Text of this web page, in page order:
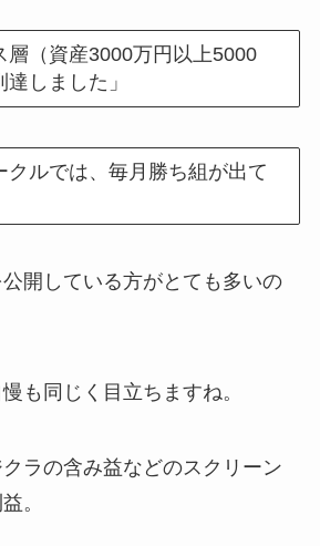
層（資産3000万円以上5000
しました」
クルでは、毎月勝ち組が出て
開している方がとても多いの
も同じく目立ちますね。
ラの含み益などのスクリーン
。